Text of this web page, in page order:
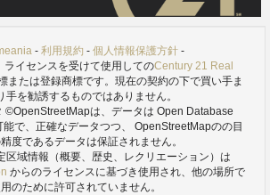
- 利用規約 - 個人情報保護方針-
ライセンスを受けて使用してのCentury 21 Real
または登録商標です。現在の契約の下で買い手ま
手を勧誘するものではありません。
©OpenStreetMapは、データは Open Database
で、正確なデータつつ、 OpenStreetMapのの目
度であるデータは保証されません。
区域情報（概要、歴史、レクリエーション）は
からのライセンスに基づき使用され、他の場所で
のために許可されていません。